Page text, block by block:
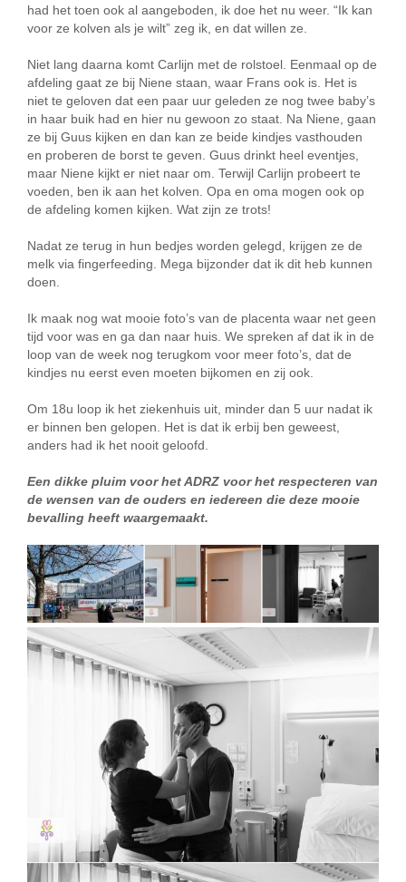
had het toen ook al aangeboden, ik doe het nu weer. “Ik kan
voor ze kolven als je wilt” zeg ik, en dat willen ze.
Niet lang daarna komt Carlijn met de rolstoel. Eenmaal op de
afdeling gaat ze bij Niene staan, waar Frans ook is. Het is
niet te geloven dat een paar uur geleden ze nog twee baby’s
in haar buik had en hier nu gewoon zo staat. Na Niene, gaan
ze bij Guus kijken en dan kan ze beide kindjes vasthouden
en proberen de borst te geven. Guus drinkt heel eventjes,
maar Niene kijkt er niet naar om. Terwijl Carlijn probeert te
voeden, ben ik aan het kolven. Opa en oma mogen ook op
de afdeling komen kijken. Wat zijn ze trots!
Nadat ze terug in hun bedjes worden gelegd, krijgen ze de
melk via fingerfeeding. Mega bijzonder dat ik dit heb kunnen
doen.
Ik maak nog wat mooie foto’s van de placenta waar net geen
tijd voor was en ga dan naar huis. We spreken af dat ik in de
loop van de week nog terugkom voor meer foto’s, dat de
kindjes nu eerst even moeten bijkomen en zij ook.
Om 18u loop ik het ziekenhuis uit, minder dan 5 uur nadat ik
er binnen ben gelopen. Het is dat ik erbij ben geweest,
anders had ik het nooit geloofd.
Een dikke pluim voor het ADRZ voor het respecteren van
de wensen van de ouders en iedereen die deze mooie
bevalling heeft waargemaakt.